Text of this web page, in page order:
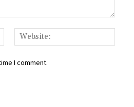
Email:*
I comment.